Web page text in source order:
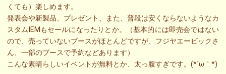
くても）楽しめます。
発表会や新製品、プレゼント、また、普段は安くならないようなカ
スタムIEMもセールになったりとか。（基本的には即売会ではない
ので、売っていないブースがほとんどですが、フジヤエービックさ
ん、一部のブースで予約などあります）
こんな素晴らしいイベントが無料とか、太っ腹すぎです。(*´ω｀*)